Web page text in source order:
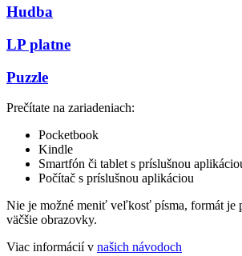
Hudba
LP platne
Puzzle
Prečítate na zariadeniach:
Pocketbook
Kindle
Smartfón či tablet s príslušnou
Počítač s príslušnou aplikáciou
Nie je možné meniť veľkosť písma, formát je
väčšie obrazovky.
Viac informácií v našich návodoch